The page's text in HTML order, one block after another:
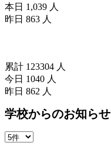
本日 1,039 人
昨日 863 人
累計 123304 人
今日 1040 人
昨日 862 人
学校からのお知らせ